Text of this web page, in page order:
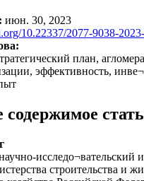
июн. 30, 2023
10.22337/2077-9038-
план,
эффективность,
содержимое
исследо¬вательский
строительства и